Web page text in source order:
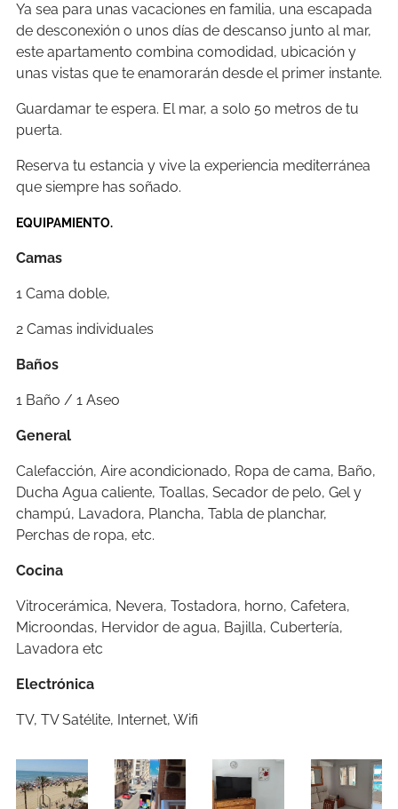
Ya sea para unas vacaciones en familia, una escapada
de desconexión o unos días de descanso junto al mar,
este apartamento combina comodidad, ubicación y
unas vistas que te enamorarán desde el primer instante.
Guardamar te espera. El mar, a solo 50 metros de tu
puerta.
Reserva tu estancia y vive la experiencia mediterránea
que siempre has soñado.
EQUIPAMIENTO.
Camas
1 Cama doble,
2 Camas individuales
Baños
1 Baño / 1 Aseo
General
Calefacción, Aire acondicionado, Ropa de cama, Baño,
Ducha Agua caliente, Toallas, Secador de pelo, Gel y
champú, Lavadora, Plancha, Tabla de planchar,
Perchas de ropa, etc.
Cocina
Vitrocerámica, Nevera, Tostadora, horno, Cafetera,
Microondas, Hervidor de agua, Bajilla, Cubertería,
Lavadora etc
Electrónica
TV, TV Satélite, Internet, Wifi